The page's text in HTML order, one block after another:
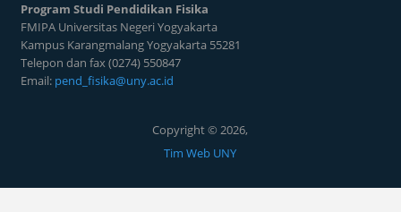
Program Studi Pendidikan Fisika
FMIPA Universitas Negeri Yogyakarta
Kampus Karangmalang Yogyakarta 55281
Telepon dan fax (0274) 550847
Email: pend_fisika@uny.ac.id
Copyright © 2026,
Tim Web UNY